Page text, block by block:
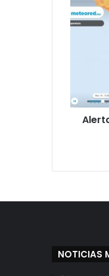
A
l
u
i
o
NOTICIAS